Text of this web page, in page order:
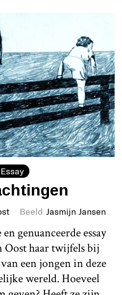
Essay
Beeld Jasmijn Jansen
genuanceerde essay
Oost haar twijfels bij
een jongen in deze
wereld. Hoeveel